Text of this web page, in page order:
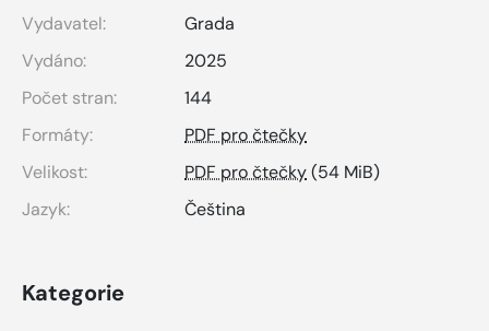
Vydavatel:
Grada
Vydáno:
2025
Počet stran:
144
Formáty:
PDF pro čtečky
Velikost:
PDF pro čtečky(54 MiB)
Jazyk:
Čeština
Kategorie